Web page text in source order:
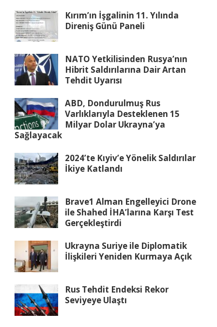
Kırım’ın İşgalinin 11. Yılında
Direniş Günü Paneli
NATO Yetkilisinden Rusya’nın
Hibrit Saldırılarına Dair Artan
Tehdit Uyarısı
ABD, Dondurulmuş Rus
Varlıklarıyla Desteklenen 15
Milyar Dolar Ukrayna’ya
Sağlayacak
2024’te Kıyiv’e Yönelik Saldırılar
İkiye Katlandı
Brave1 Alman Engelleyici Drone
ile Shahed İHA’larına Karşı Test
Gerçekleştirdi
Ukrayna Suriye ile Diplomatik
İlişkileri Yeniden Kurmaya Açık
Rus Tehdit Endeksi Rekor
Seviyeye Ulaştı